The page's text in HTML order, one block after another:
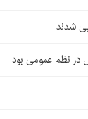
شدند
در نظم عمومی بود